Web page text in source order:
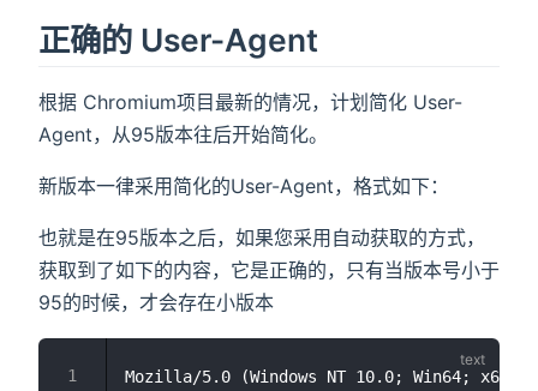
正确的 User-Agent
根据 Chromium项目最新的情况，计划简化 User-
Agent，从95版本往后开始简化。
新版本一律采用简化的User-Agent，格式如下：
也就是在95版本之后，如果您采用自动获取的方式，
获取到了如下的内容，它是正确的，只有当版本号小于
95的时候，才会存在小版本
Mozilla/5.0 (Windows NT 10.0; Win64; x64)